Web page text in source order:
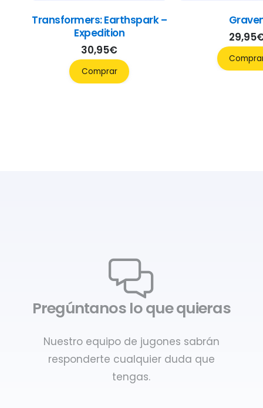
Transformers: Earthspark –
Expedition
30,95€
Comprar
29,95
Pregúntanos lo que quieras
Nuestro equipo de jugones sabrán
responderte cualquier duda que
tengas.